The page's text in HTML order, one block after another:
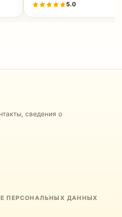
5.0
сведения о
ПЕРСОНАЛЬНЫХ ДАННЫХ